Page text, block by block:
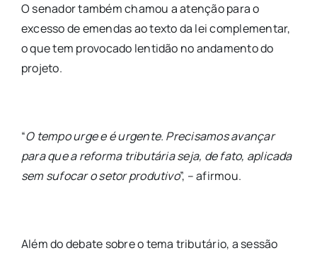
O senador também chamou a atenção para o
excesso de emendas ao texto da lei complementar,
o que tem provocado lentidão no andamento do
projeto.
“O tempo urge e é urgente. Precisamos avançar
para que a reforma tributária seja, de fato, aplicada
sem sufocar o setor produtivo”, – afirmou.
Além do debate sobre o tema tributário, a sessão